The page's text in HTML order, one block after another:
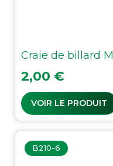
Craie de billard
Prix
2,00 €
VOIR LE PRODUIT
B210-6